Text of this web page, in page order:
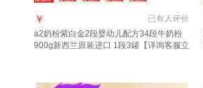
已有人评价
￥
a2奶粉紫白金2段婴幼儿配方34段牛奶粉
900g新西兰原装进口 1段3罐【详询客服立